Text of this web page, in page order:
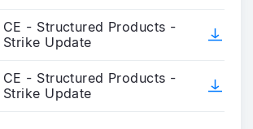
CE - Structured Products -
Strike Update
CE - Structured Products -
Strike Update